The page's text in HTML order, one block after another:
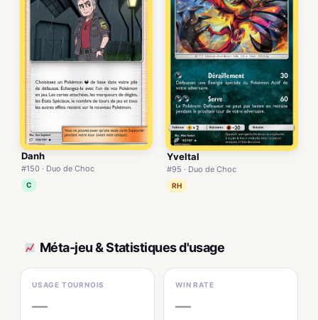
Danh
#150 · Duo de Choc
C
Yveltal
#95 · Duo de Choc
RH
Méta-jeu & Statistiques d'usage
USAGE TOURNOIS
—
WIN RATE
—